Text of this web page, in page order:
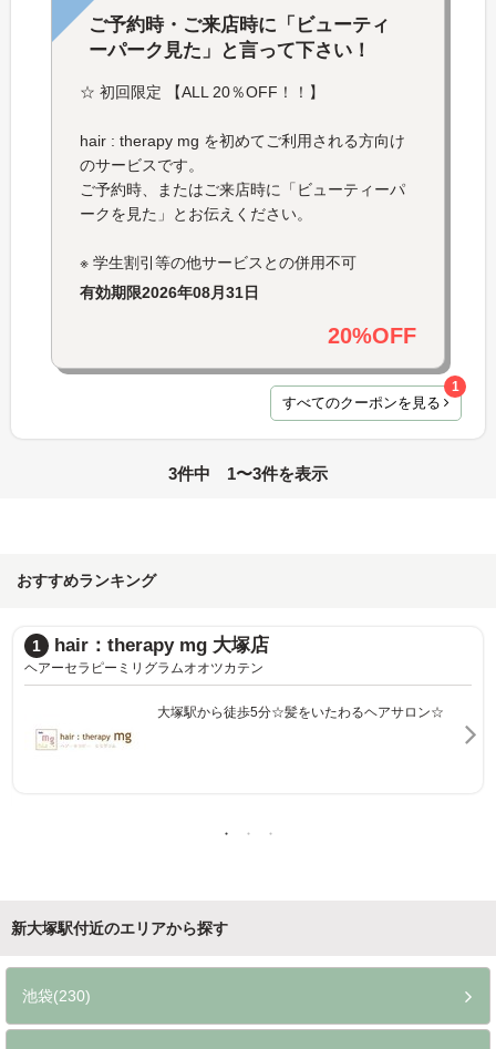
ご予約時・ご来店時に「ビューティ
ーパーク見た」と言って下さい！
☆ 初回限定 【ALL 20％OFF！！】
hair : therapy mg を初めてご利用される方向け
のサービスです。
ご予約時、またはご来店時に「ビューティーパ
ークを見た」とお伝えください。
※ 学生割引等の他サービスとの併用不可
有効期限2026年08月31日
20%OFF
すべてのクーポンを見る
1
3件中 1〜3件を表示
おすすめランキング
1 hair：therapy mg 大塚店
ヘアーセラピーミリグラムオオツカテン
大塚駅から徒歩5分☆髪をいたわるヘアサロン☆
新大塚駅付近のエリアから探す
池袋(230)